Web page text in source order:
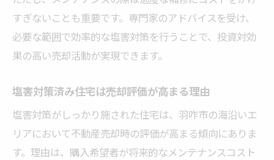
すぎないことも重要です。専門家のアドバイスを受け、
必要な範囲で効率的な塩害対策を行うことで、投資対効
果の高い売却活動が実現できます。
塩害対策済み住宅は売却評価が高まる理由
塩害対策がしっかり施された住宅は、羽咋市の海沿いエ
リアにおいて不動産売却時の評価が高まる傾向にありま
す。理由は、購入希望者が将来的なメンテナンスコスト